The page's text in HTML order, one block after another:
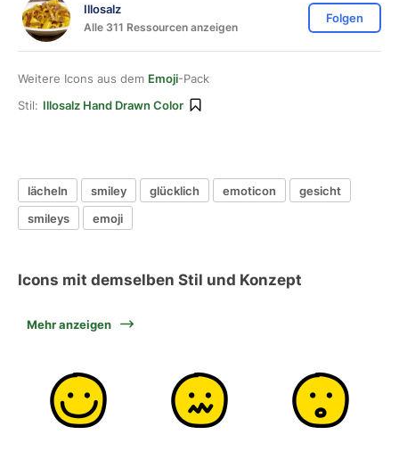
Illosalz
Alle 311 Ressourcen anzeigen
Folgen
Weitere Icons aus dem Emoji-Pack
Stil: Illosalz Hand Drawn Color
lächeln smiley glücklich emoticon
gesicht
smileys
emoji
Icons mit demselben Stil und Konzept
Mehr anzeigen